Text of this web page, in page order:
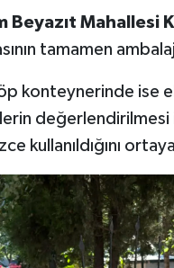
Beyazıt Mahallesi
tamamen
konteynerinde ise
değerlendirilmesi
kullanıldığını